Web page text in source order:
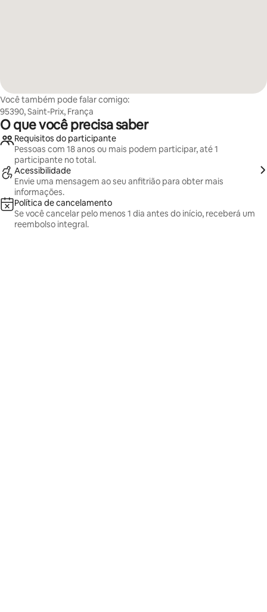
Você também pode falar comigo:
95390, Saint-Prix, França
O que você precisa saber
Requisitos do participante
Pessoas com 18 anos ou mais podem participar, até 1
participante no total.
Acessibilidade
Envie uma mensagem ao seu anfitrião para obter mais
informações.
Política de cancelamento
Se você cancelar pelo menos 1 dia antes do início, receberá um
reembolso integral.